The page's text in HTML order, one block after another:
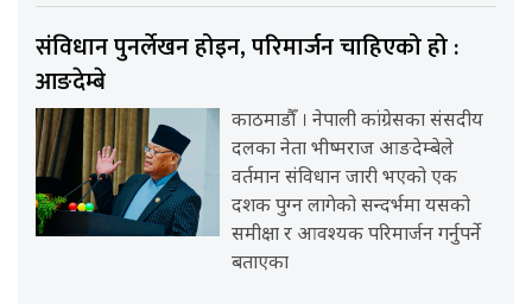
संविधान पुनर्लेखन होइन, परिमार्जन चाहिएको हो :
आङदेम्बे
काठमाडौँ । नेपाली कांग्रेसका संसदीय
दलका नेता भीष्मराज आङदेम्बेले
वर्तमान संविधान जारी भएको एक
दशक पुग्न लागेको सन्दर्भमा यसको
समीक्षा र आवश्यक परिमार्जन गर्नुपर्ने
बताएका